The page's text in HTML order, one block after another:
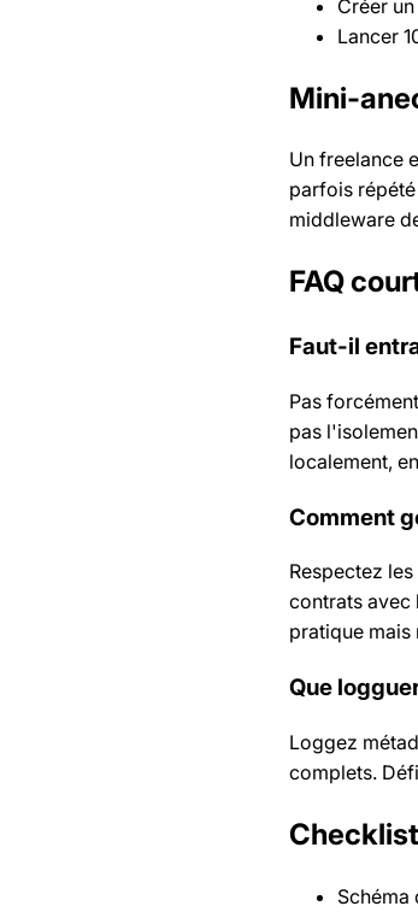
Créer
Lancer
Mini-
Un freelance
parfois
middleware
FAQ
Faut-il
Pas
pas
localement,
Comment
Respectez
contrats avec
pratique mais
Que
Loggez
complets.
Schéma